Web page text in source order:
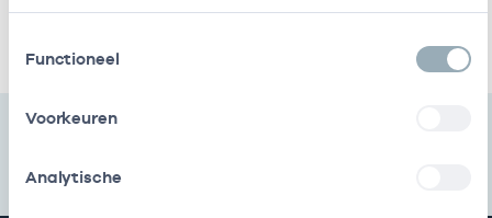
Functioneel
Voorkeuren
Analytische